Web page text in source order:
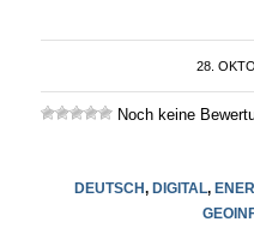
28. /
Noch keine
DEUTSCH, DIGITAL,